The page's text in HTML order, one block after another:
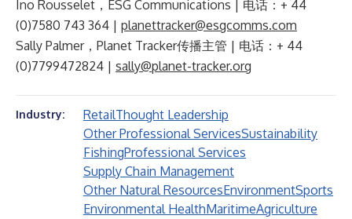
Ino Rousselet，ESG Communications | 电话：+ 44
(0)7580 743 364 | planettracker@esgcomms.com
Sally Palmer，Planet Tracker传播主管 | 电话：+ 44
(0)7799472824 | sally@planet-tracker.org
Industry: RetailThought Leadership
Other Professional ServicesSustainability
FishingProfessional Services
Supply Chain Management
Other Natural ResourcesEnvironmentSports
Environmental HealthMaritimeAgriculture